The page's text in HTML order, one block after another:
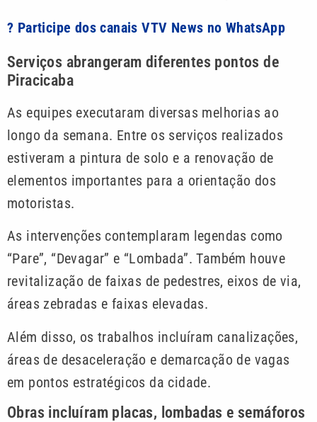
? Participe dos canais VTV News no WhatsApp
Serviços abrangeram diferentes pontos de
Piracicaba
As equipes executaram diversas melhorias ao
longo da semana. Entre os serviços realizados
estiveram a pintura de solo e a renovação de
elementos importantes para a orientação dos
motoristas.
As intervenções contemplaram legendas como
“Pare”, “Devagar” e “Lombada”. Também houve
revitalização de faixas de pedestres, eixos de via,
áreas zebradas e faixas elevadas.
Além disso, os trabalhos incluíram canalizações,
áreas de desaceleração e demarcação de vagas
em pontos estratégicos da cidade.
Obras incluíram placas, lombadas e semáforos